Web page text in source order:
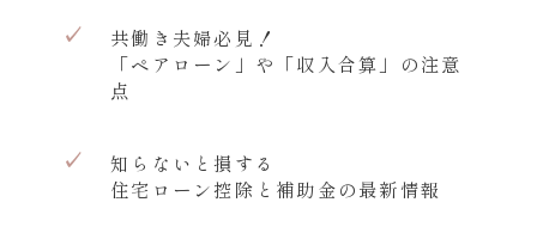
✓
共働き夫婦必見！
「ペアローン」や「収入合算」の注意
点
✓
知らないと損する
住宅ローン控除と補助金の最新情報